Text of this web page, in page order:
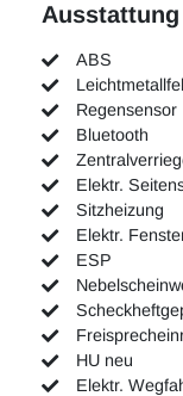
Ausstattung
ABS
Regensensor
Bluetooth
Elektr.
Sitzheizung
Elektr.
ESP
HU neu
Elektr.